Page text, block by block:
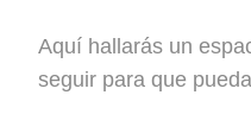
Aquí hallarás un
seguir para que